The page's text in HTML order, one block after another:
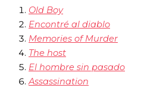
Old Boy
Encontré al diablo
Memories of Murder
The host
El hombre sin pasado
Assassination